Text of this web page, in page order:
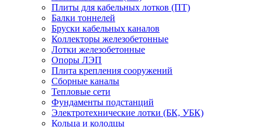
Плиты для кабельных лотков (ПТ)
Балки тоннелей
Бруски кабельных каналов
Коллекторы железобетонные
Лотки железобетонные
Опоры ЛЭП
Плита крепления сооружений
Сборные каналы
Тепловые сети
Фундаменты подстанций
Электротехнические лотки (БК, УБК)
Кольца и колодцы